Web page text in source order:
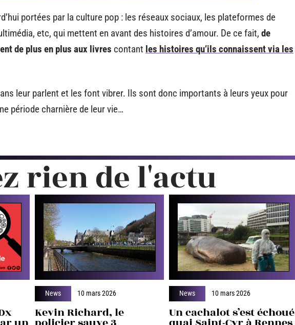
portées par la culture pop : les réseaux sociaux, les plateformes de
etc, qui mettent en avant des histoires d’amour. De ce fait, de
de plus en plus aux livres contant les histoires qu’ils connaissent via les
leur parlent et les font vibrer. Ils sont donc importants à leurs yeux pour
période charnière de leur vie…
rien de l'actu
News 10 mars 2026
Kevin Richard, le
News 10 mars 2026
Un cachalot s’est échoué